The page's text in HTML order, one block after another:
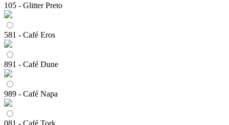
105 - Glitter Preto
581 - Café Eros
891 - Café Dune
989 - Café Napa